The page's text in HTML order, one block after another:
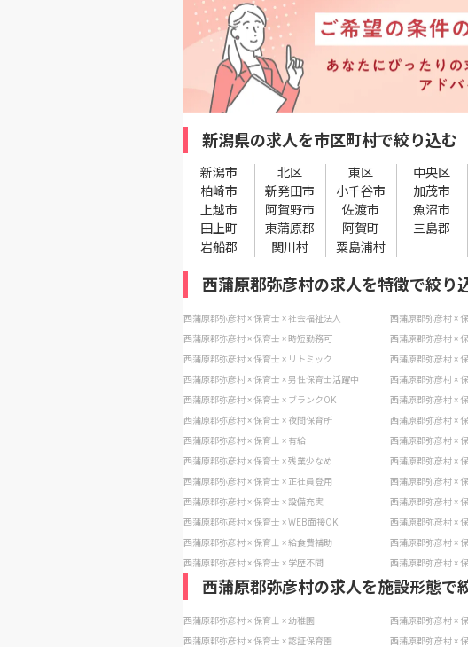
新潟県の求人を市区町村で絞り込む
新潟市 北区 東区 中央区
柏崎市
新発田市 小千谷市 加茂市
上越市
阿賀野市 佐渡市 魚沼市
田上町
東蒲原郡 阿賀町 三島郡
岩船郡
関川村 粟島浦村
西蒲原郡弥彦村の求人を特徴で絞り
西蒲原郡弥彦村 × 保育士 × 社会福祉法人 西蒲原郡弥彦村 ×
西蒲原郡弥彦村 × 保育士 × 時短勤務可 西蒲原郡弥彦村 ×
西蒲原郡弥彦村 × 保育士 × リトミック 西蒲原郡弥彦村 ×
西蒲原郡弥彦村 × 保育士 × 男性保育士活躍中 西蒲原郡弥彦村 ×
西蒲原郡弥彦村 × 保育士 × ブランクOK 西蒲原郡弥彦村 ×
西蒲原郡弥彦村 × 保育士 × 夜間保育所 西蒲原郡弥彦村 ×
西蒲原郡弥彦村 × 保育士 × 有給 西蒲原郡弥彦村 ×
西蒲原郡弥彦村 × 保育士 × 残業少なめ 西蒲原郡弥彦村 ×
西蒲原郡弥彦村 × 保育士 × 正社員登用 西蒲原郡弥彦村 ×
西蒲原郡弥彦村 × 保育士 × 設備充実 西蒲原郡弥彦村 ×
西蒲原郡弥彦村 × 保育士 × WEB面接OK 西蒲原郡弥彦村 ×
西蒲原郡弥彦村 × 保育士 × 給食費補助 西蒲原郡弥彦村 ×
西蒲原郡弥彦村 × 保育士 × 学歴不問 西蒲原郡弥彦村 ×
西蒲原郡弥彦村の求人を施設形態で
西蒲原郡弥彦村 × 保育士 × 幼稚園 西蒲原郡弥彦村 ×
西蒲原郡弥彦村 × 保育士 × 認証保育園 西蒲原郡弥彦村 ×